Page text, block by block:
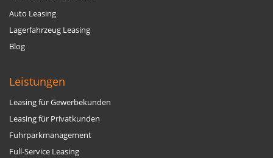
Auto Leasing
Lagerfahrzeug Leasing
Blog
Leistungen
Leasing für Gewerbekunden
Leasing für Privatkunden
Fuhrparkmanagement
Full-Service Leasing